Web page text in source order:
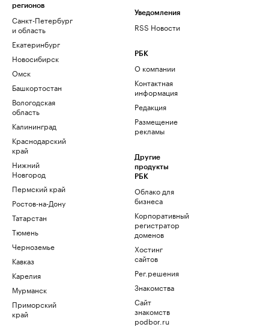
регионов
Санкт-Петербург
и область
Екатеринбург
Новосибирск
Омск
Башкортостан
Вологодская
область
Калининград
Краснодарский
край
Нижний
Новгород
Пермский край
Ростов-на-Дону
Татарстан
Тюмень
Черноземье
Кавказ
Карелия
Мурманск
Приморский
край
Уведомления
RSS Новости
РБК
О компании
Контактная
информация
Редакция
Размещение
рекламы
Другие
продукты
РБК
Облако для
бизнеса
Корпоративный
регистратор
доменов
Хостинг
сайтов
Рег.решения
Знакомства
Сайт
знакомств
podbor.ru